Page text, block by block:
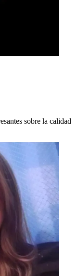
sobre la calidad